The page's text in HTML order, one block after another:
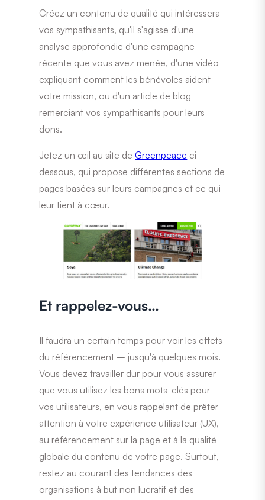
Créez un contenu de qualité qui intéressera
vos sympathisants, qu'il s'agisse d'une
analyse approfondie d'une campagne
récente que vous avez menée, d'une vidéo
expliquant comment les bénévoles aident
votre mission, ou d'un article de blog
remerciant vos sympathisants pour leurs
dons.
Jetez un œil au site deGreenpeace ci-
dessous, qui propose différentes sections de
pages basées sur leurs campagnes et ce qui
leur tient à cœur.
Et rappelez-vous…
Il faudra un certain temps pour voir les effets
du référencement – jusqu'à quelques mois.
Vous devez travailler dur pour vous assurer
que vous utilisez les bons mots-clés pour
vos utilisateurs, en vous rappelant de prêter
attention à votre expérience utilisateur (UX),
au référencement sur la page et à la qualité
globale du contenu de votre page. Surtout,
restez au courant des tendances des
organisations à but non lucratif et des